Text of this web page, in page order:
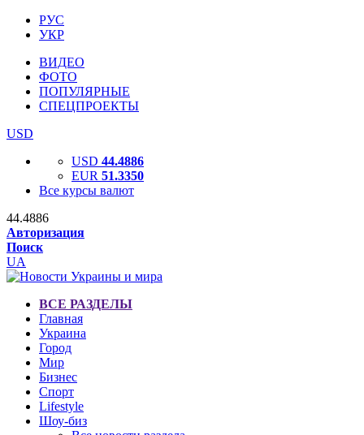
РУС
УКР
ВИДЕО
ФОТО
ПОПУЛЯРНЫЕ
СПЕЦПРОЕКТЫ
USD
USD 44.4886
EUR 51.3350
Все курсы валют
44.4886
Авторизация
Поиск
UA
ВСЕ РАЗДЕЛЫ
Главная
Украина
Город
Мир
Бизнес
Спорт
Lifestyle
Шоу-биз